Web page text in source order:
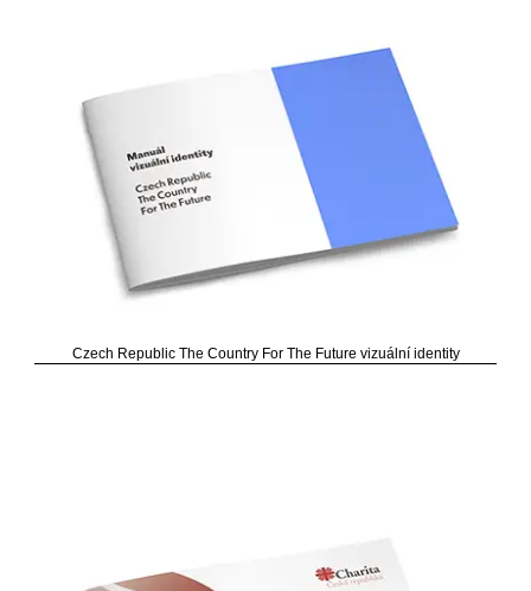
Czech Republic The Country For The Future vizuální identity